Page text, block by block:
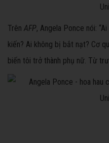
Trên AFP, Angela Ponce nói:
kiến? Ai không bị bắt nạt? Cơ
biến tôi trở thành phụ nữ. Từ